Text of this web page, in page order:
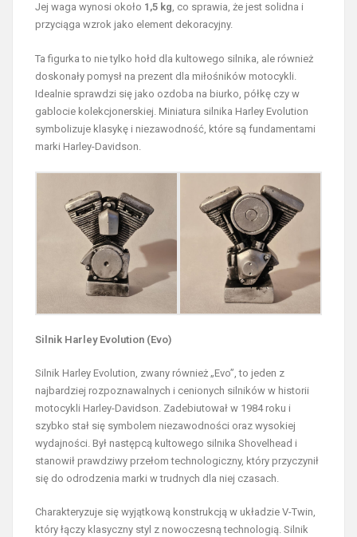
Jej waga wynosi około 1,5 kg, co sprawia, że jest solidna i
przyciąga wzrok jako element dekoracyjny.
Ta figurka to nie tylko hołd dla kultowego silnika, ale również
doskonały pomysł na prezent dla miłośników motocykli.
Idealnie sprawdzi się jako ozdoba na biurko, półkę czy w
gablocie kolekcjonerskiej. Miniatura silnika Harley Evolution
symbolizuje klasykę i niezawodność, które są fundamentami
marki Harley-Davidson.
Silnik Harley Evolution (Evo)
Silnik Harley Evolution, zwany również „Evo”, to jeden z
najbardziej rozpoznawalnych i cenionych silników w historii
motocykli Harley-Davidson. Zadebiutował w 1984 roku i
szybko stał się symbolem niezawodności oraz wysokiej
wydajności. Był następcą kultowego silnika Shovelhead i
stanowił prawdziwy przełom technologiczny, który przyczynił
się do odrodzenia marki w trudnych dla niej czasach.
Charakteryzuje się wyjątkową konstrukcją w układzie V-Twin,
który łączy klasyczny styl z nowoczesną technologią. Silnik